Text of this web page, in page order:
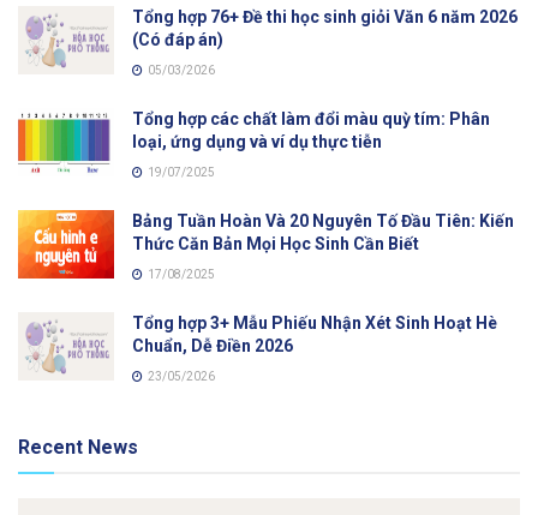
Tổng hợp 76+ Đề thi học sinh giỏi Văn 6 năm 2026
(Có đáp án)
05/03/2026
Tổng hợp các chất làm đổi màu quỳ tím: Phân
loại, ứng dụng và ví dụ thực tiễn
19/07/2025
Bảng Tuần Hoàn Và 20 Nguyên Tố Đầu Tiên: Kiến
Thức Căn Bản Mọi Học Sinh Cần Biết
17/08/2025
Tổng hợp 3+ Mẫu Phiếu Nhận Xét Sinh Hoạt Hè
Chuẩn, Dễ Điền 2026
23/05/2026
Recent News